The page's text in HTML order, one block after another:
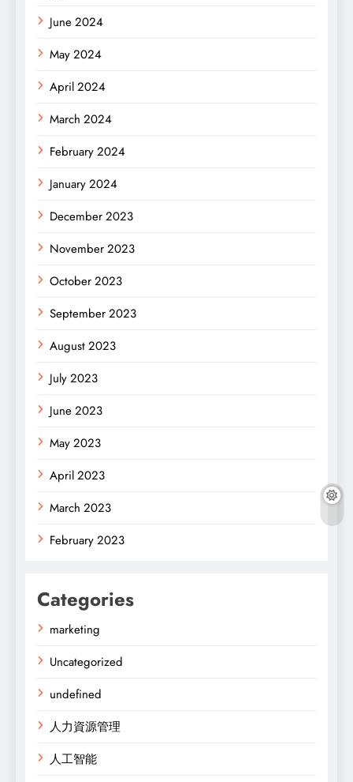
June 2024
May 2024
April 2024
March 2024
February 2024
January 2024
December 2023
November 2023
October 2023
September 2023
August 2023
July 2023
June 2023
May 2023
April 2023
March 2023
February 2023
Categories
marketing
Uncategorized
undefined
人力資源管理
人工智能